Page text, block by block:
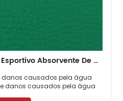
Tapete De Piso De PVC Esportivo Absorvente De Choque De 4,5 Mm Badminton Velho Barato
danos causados ​​pela água
danos causados ​​pela água